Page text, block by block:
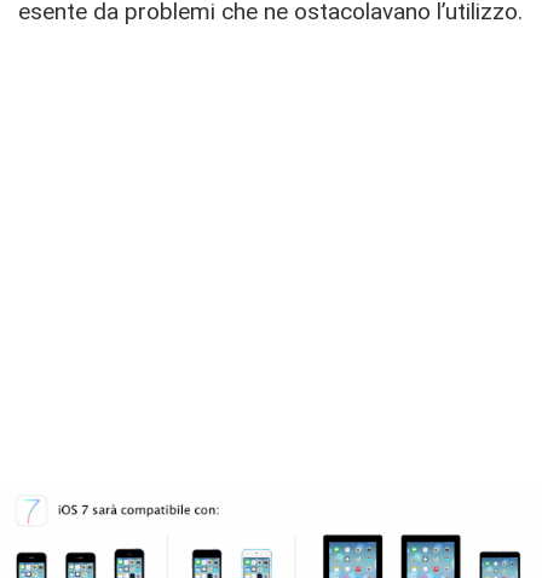
esente da problemi che ne ostacolavano l’utilizzo.